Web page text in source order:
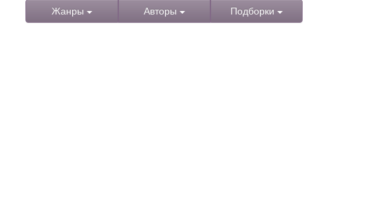
Жанры Авторы Подборки